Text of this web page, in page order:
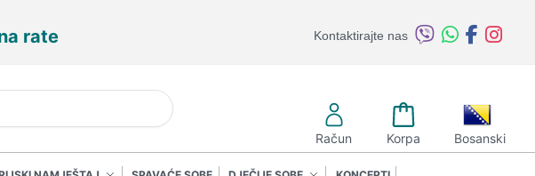
rate Kontaktirajte nas
Pretraži
Račun Korpa Bosanski